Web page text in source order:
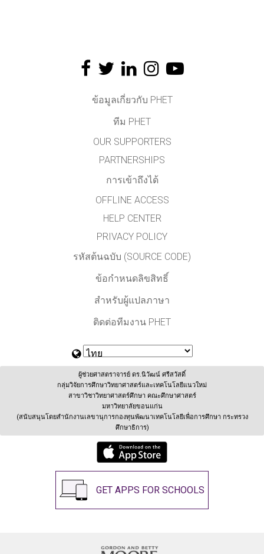
ข้อมูลเกี่ยวกับ PHET
ทีม PHET
OUR SUPPORTERS
PARTNERSHIPS
การเข้าถึงได้
OFFLINE ACCESS
HELP CENTER
PRIVACY POLICY
รหัสต้นฉบับ (SOURCE CODE)
ข้อกำหนดลิขสิทธิ์
สำหรับผู้แปลภาษา
ติดต่อทีมงาน PHET
ผู้ช่วยศาสตราจารย์ ดร.นิวัฒน์ ศรีสวัสดิ์
กลุ่มวิจัยการศึกษาวิทยาศาสตร์และเทคโนโลยีแนวใหม่
สาขาวิชาวิทยาศาสตร์ศึกษา คณะศึกษาศาสตร์
มหาวิทยาลัยขอนแก่น
(สนับสนุนโดยสำนักงานเลขานุการกองทุนพัฒนาเทคโนโลยีเพื่อการศึกษา กระทรวง
ศึกษาธิการ)
GET APPS FOR SCHOOLS